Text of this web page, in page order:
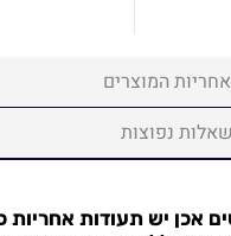
המוצרים
נפוצות
אכן יש תעודות אחריות